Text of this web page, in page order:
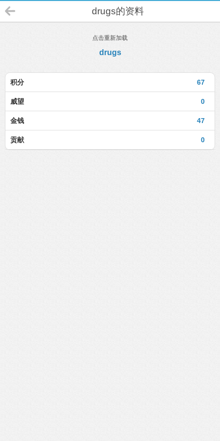
drugs的资料
点击重新加载
drugs
67
积分
0
威望
47
金钱
0
贡献